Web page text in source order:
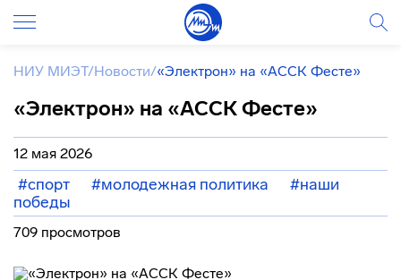
НИУ МИЭТ/Новости/«Электрон» на «АССК Фесте»
«Электрон» на «АССК Фесте»
12 мая 2026
#спорт #молодежная политика
#наши
победы
709 просмотров